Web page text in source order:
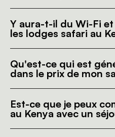
Y aura-t-il du Wi-Fi
les lodges safari au
Qu'est-ce qui est
dans le prix de mon
Est-ce que je peux
au Kenya avec un